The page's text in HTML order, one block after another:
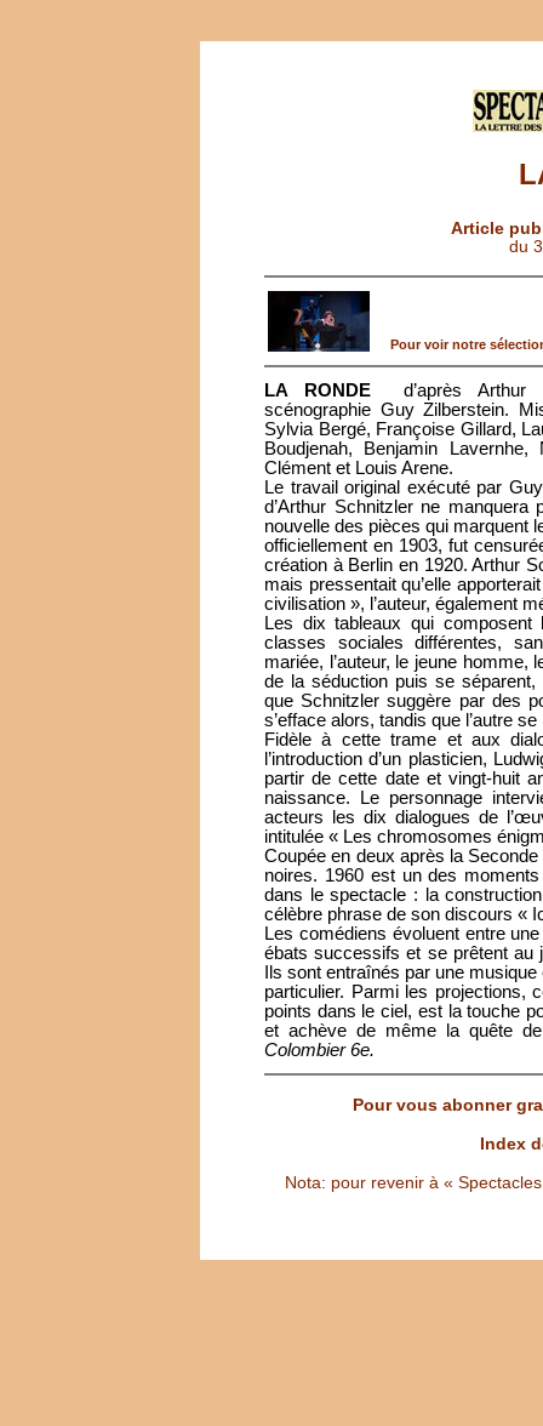
Article
du
Pour voir notre
LA RONDE
d’après Arthur
scénographie Guy Zilberstein.
Sylvia Bergé, Françoise Gillard,
Boudjenah, Benjamin
Clément et Louis Arene.
Le travail original exécuté par
d’Arthur Schnitzler ne
nouvelle des pièces qui marquent
officiellement en 1903, fut
création à Berlin en 1920. Arthur
mais pressentait qu’elle
civilisation », l’auteur, également
Les dix tableaux qui
classes sociales différentes,
mariée, l’auteur, le jeune
de la séduction puis se séparent,
que Schnitzler suggère par des
s’efface alors, tandis que l’autre
Fidèle à cette trame et aux
l’introduction d’un plasticien,
partir de cette date et vingt-huit
naissance. Le personnage
acteurs les dix dialogues de
intitulée « Les chromosomes
Coupée en deux après la
noires. 1960 est un des
dans le spectacle : la
célèbre phrase de son discours «
Les comédiens évoluent entre
ébats successifs et se prêtent au
Ils sont entraînés par une
particulier. Parmi les projections,
points dans le ciel, est la touche
et achève de même la quête
Colombier 6e.
Pour vous abonner
Index
Nota: pour revenir à «